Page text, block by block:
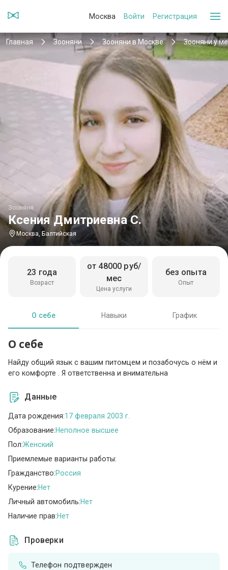
Москва Войти Регистрация
Главная Зооняни Зооняни в Москве Зооняни у
Ксения Дмитриевна С.
Зооняня
Москва, Балтийская
Возраст
23 года
Цена услуги
от 48000 руб/
мес
Опыт
без опыта
О себе Навыки График
О себе
Найду общий язык с вашим питомцем и позабочусь о нём и
его комфорте . Я ответственна и внимательна
Данные
Дата рождения:17 февраля 2003 г.
Образование:Неполное высшее
Пол:Женский
Приемлемые варианты работы:
Гражданство:Россия
Курение:Нет
Личный автомобиль:Нет
Наличие прав:Нет
Проверки
Телефон подтвержден